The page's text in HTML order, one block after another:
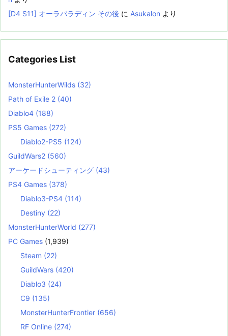
[D4 S11] オーラパラディン その後 に Asukalon より
Categories List
MonsterHunterWilds (32)
Path of Exile 2 (40)
Diablo4 (188)
PS5 Games (272)
Diablo2-PS5 (124)
GuildWars2 (560)
アーケードシューティング (43)
PS4 Games (378)
Diablo3-PS4 (114)
Destiny (22)
MonsterHunterWorld (277)
PC Games (1,939)
Steam (22)
GuildWars (420)
Diablo3 (24)
C9 (135)
MonsterHunterFrontier (656)
RF Online (274)